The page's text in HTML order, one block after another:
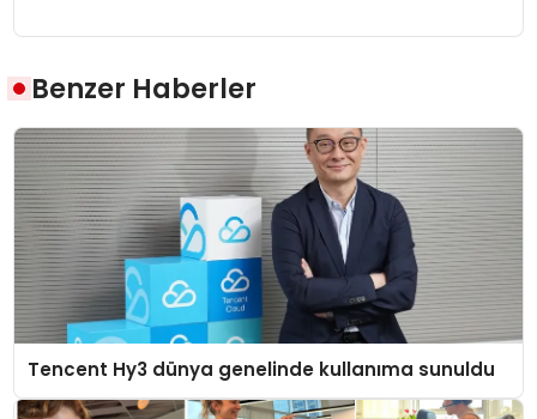
Benzer Haberler
Tencent Hy3 dünya genelinde kullanıma sunuldu